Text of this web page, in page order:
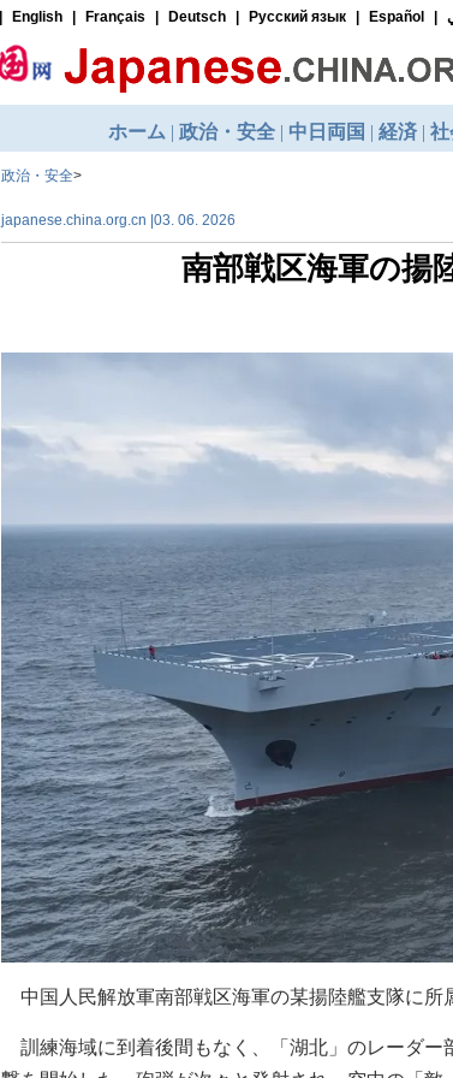
政治・安全>
japanese.china.org.cn |03. 06. 2026
南部戦区海軍の揚
中国人民解放軍南部戦区海軍の某揚陸艦支隊に
訓練海域に到着後間もなく、「湖北」のレーダ